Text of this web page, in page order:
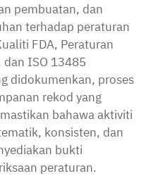
pembuatan, dan
terhadap peraturan
FDA, Peraturan
dan ISO 13485
didokumenkan, proses
rekod yang
bahawa aktiviti
konsisten, dan
bukti
peraturan.